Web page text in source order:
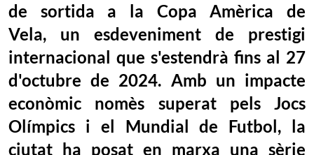
de sortida a la Copa Amèrica de
Vela, un esdeveniment de prestigi
internacional que s'estendrà fins al 27
d'octubre de 2024. Amb un impacte
econòmic nomès superat pels Jocs
Olímpics i el Mundial de Futbol, la
ciutat ha posat en marxa una sèrie